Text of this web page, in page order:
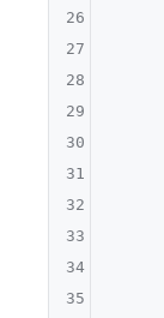
26
27
28
29
30
31
32
33
34
35